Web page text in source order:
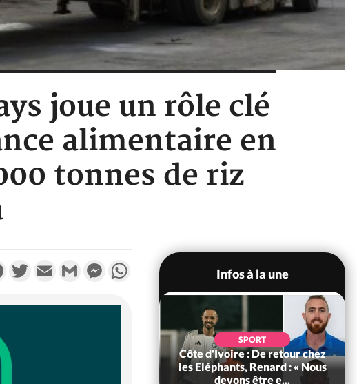
joue un rôle clé
alimentaire en
tonnes de riz
FacebookTwitterEmail Gmail MessengerWhatsApp
Infos à la une
l'Indépendance, les Forces de
SPORT
Côte d'Ivoire : De retour chez
les Eléphants, Renard : « Nous
devons être e...